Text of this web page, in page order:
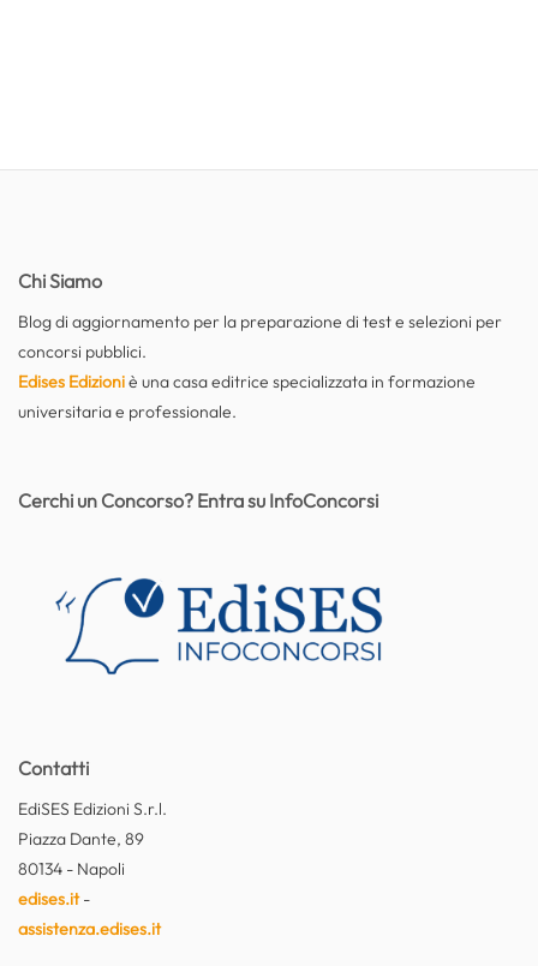
Chi Siamo
Blog di aggiornamento per la preparazione di test e selezioni per
concorsi pubblici.
Edises Edizioniè una casa editrice specializzata in formazione
universitaria e professionale.
Contatti
EdiSES Edizioni S.r.l.
Piazza Dante, 89
80134 - Napoli
edises.it-
assistenza.edises.it
Cerchi un Concorso? Entra su InfoConcorsi